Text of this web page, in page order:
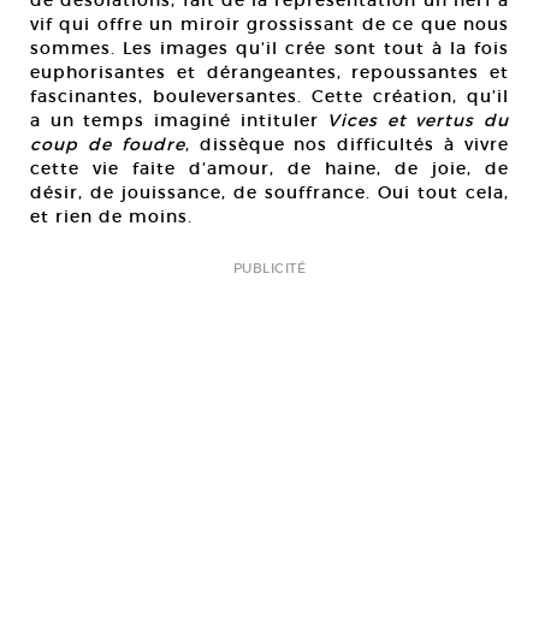
vif qui offre un miroir grossissant de ce que nous
sommes. Les images qu’il crée sont tout à la fois
euphorisantes et dérangeantes, repoussantes et
fascinantes, bouleversantes. Cette création, qu’il
a un temps imaginé intituler Vices et vertus du
coup de foudre, dissèque nos difficultés à vivre
cette vie faite d’amour, de haine, de joie, de
désir, de jouissance, de souffrance. Oui tout cela,
et rien de moins.
PUBLICITÉ